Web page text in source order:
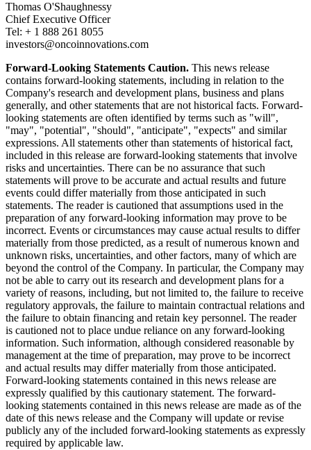
Thomas O'Shaughnessy
Chief Executive Officer
Tel: + 1 888 261 8055
investors@oncoinnovations.com
Forward-Looking Statements Caution. This news release
contains forward-looking statements, including in relation to the
Company's research and development plans, business and plans
generally, and other statements that are not historical facts. Forward-
looking statements are often identified by terms such as "will",
"may", "potential", "should", "anticipate", "expects" and similar
expressions. All statements other than statements of historical fact,
included in this release are forward-looking statements that involve
risks and uncertainties. There can be no assurance that such
statements will prove to be accurate and actual results and future
events could differ materially from those anticipated in such
statements. The reader is cautioned that assumptions used in the
preparation of any forward-looking information may prove to be
incorrect. Events or circumstances may cause actual results to differ
materially from those predicted, as a result of numerous known and
unknown risks, uncertainties, and other factors, many of which are
beyond the control of the Company. In particular, the Company may
not be able to carry out its research and development plans for a
variety of reasons, including, but not limited to, the failure to receive
regulatory approvals, the failure to maintain contractual relations and
the failure to obtain financing and retain key personnel. The reader
is cautioned not to place undue reliance on any forward-looking
information. Such information, although considered reasonable by
management at the time of preparation, may prove to be incorrect
and actual results may differ materially from those anticipated.
Forward-looking statements contained in this news release are
expressly qualified by this cautionary statement. The forward-
looking statements contained in this news release are made as of the
date of this news release and the Company will update or revise
publicly any of the included forward-looking statements as expressly
required by applicable law.